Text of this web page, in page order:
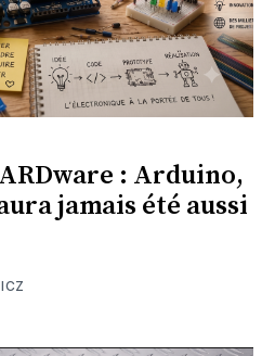
: Arduino,
jamais été aussi